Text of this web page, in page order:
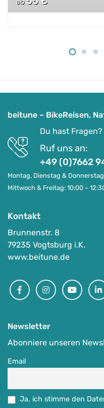
n
e
ab
beitune – BikeReisen,
Du hast Fragen?
Ruf uns an:
+49 (0)7662
Montag, Dienstag &
Mittwoch & Freitag: 10:00 –
Kontakt
Brunnenstr. 8
79235 Vogtsburg i.K.
www.beitune.de
FacebookInstagramYoutube
Newsletter
Abonniere unseren
Email
Ja, ich stimme den